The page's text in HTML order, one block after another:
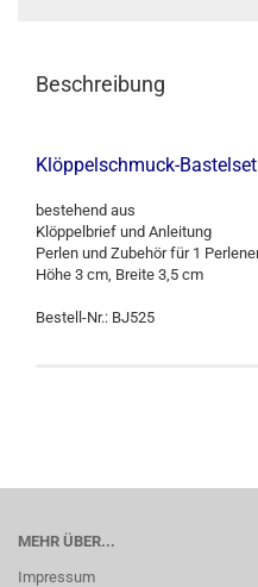
Beschreibung
Klöppelschmuck-
bestehend aus
Klöppelbrief und Anleitung
Perlen und Zubehör für 1
Höhe 3 cm, Breite 3,5 cm
Bestell-Nr.: BJ525
MEHR ÜBER...
Impressum